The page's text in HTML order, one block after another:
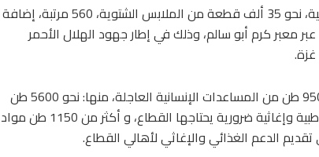
توجهت القافلة التى حملت على متنها نحو 74 ألف بطانية، نحو 35 ألف قطعة من الملابس الشتوية، 560 مرتبة، إضافة
عبر معبر كرم أبو سالم، وذلك في إطار جهود الهلال الأحمر
كما تضمنت قافلة “زاد العزة” في يومها الـ 76، نحو 9500 طن من المساعدات الإنسانية العاجلة، منها: نحو 5600 طن
سلال غذائية ودقيق، وما يزيد عن 2750 طن مستلزمات طبية وإغاثية ضرورية يحتاجها القطاع، و أكثر من 1150 طن مواد
تقديم الدعم الغذائي والإغاثي لأهالي القطاع.